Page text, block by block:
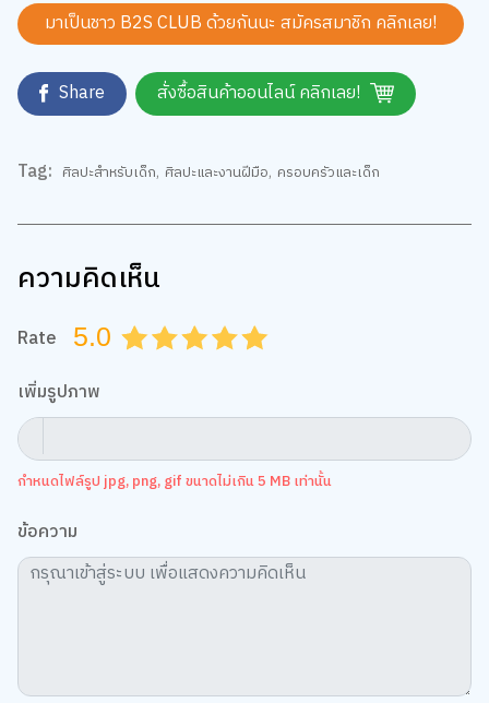
มาเป็นชาว B2S CLUB ด้วยกันนะ สมัครสมาชิก คลิกเลย!
Share สั่งซื้อสินค้าออนไลน์ คลิกเลย!
Tag: ศิลปะสำหรับเด็ก ศิลปะและงานฝีมือ ครอบครัวและเด็ก
ความคิดเห็น
Rate 5.0 4.5
4.0
3.5
3.0
2.5
2.0
1.5
1.0
0.5
เพิ่มรูปภาพ
กำหนดไฟล์รูป jpg, png, gif ขนาดไม่เกิน 5 MB เท่านั้น
ข้อความ